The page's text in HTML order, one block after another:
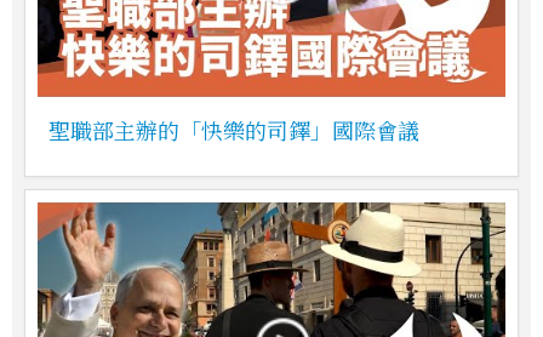
聖職部主辦的「快樂的司鐸」國際會議